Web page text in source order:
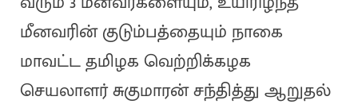
மீனவரின் குடும்பத்தையும் நாகை
மாவட்ட தமிழக வெற்றிக்கழக
செயலாளர் சுகுமாரன் சந்தித்து ஆறுதல்